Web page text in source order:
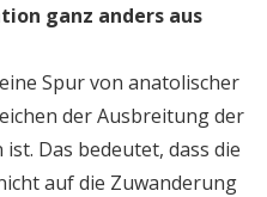
ganz anders aus
Spur von anatolischer
der Ausbreitung der
Das bedeutet, dass die
auf die Zuwanderung